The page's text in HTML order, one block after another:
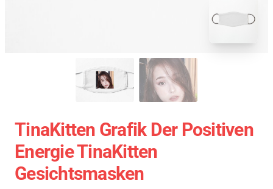
TinaKitten Grafik Der Positiven
Energie TinaKitten
Gesichtsmasken